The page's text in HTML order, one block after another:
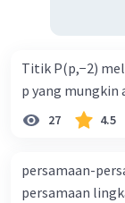
Titik P(p,−2)
p yang mungkin
27 4.5
persamaan-
persamaan lingkaran adalah